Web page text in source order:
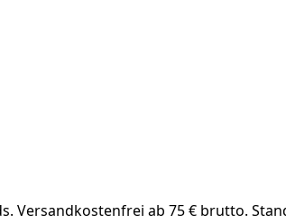
Versandkostenfrei ab 75 € brutto.